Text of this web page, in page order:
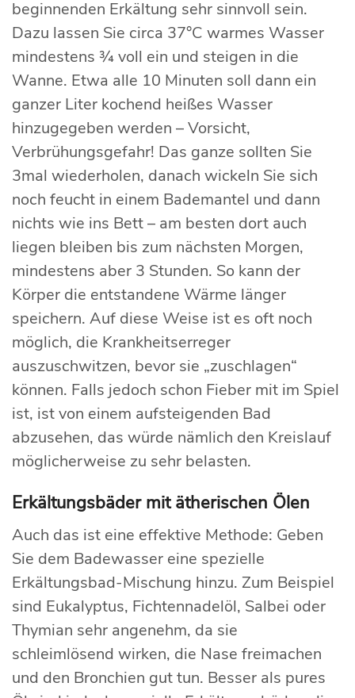
beginnenden Erkältung sehr sinnvoll sein.
Dazu lassen Sie circa 37°C warmes Wasser
mindestens ¾ voll ein und steigen in die
Wanne. Etwa alle 10 Minuten soll dann ein
ganzer Liter kochend heißes Wasser
hinzugegeben werden – Vorsicht,
Verbrühungsgefahr! Das ganze sollten Sie
3mal wiederholen, danach wickeln Sie sich
noch feucht in einem Bademantel und dann
nichts wie ins Bett – am besten dort auch
liegen bleiben bis zum nächsten Morgen,
mindestens aber 3 Stunden. So kann der
Körper die entstandene Wärme länger
speichern. Auf diese Weise ist es oft noch
möglich, die Krankheitserreger
auszuschwitzen, bevor sie „zuschlagen“
können. Falls jedoch schon Fieber mit im Spiel
ist, ist von einem aufsteigenden Bad
abzusehen, das würde nämlich den Kreislauf
möglicherweise zu sehr belasten.
Erkältungsbäder mit ätherischen Ölen
Auch das ist eine effektive Methode: Geben
Sie dem Badewasser eine spezielle
Erkältungsbad-Mischung hinzu. Zum Beispiel
sind Eukalyptus, Fichtennadelöl, Salbei oder
Thymian sehr angenehm, da sie
schleimlösend wirken, die Nase freimachen
und den Bronchien gut tun. Besser als pures